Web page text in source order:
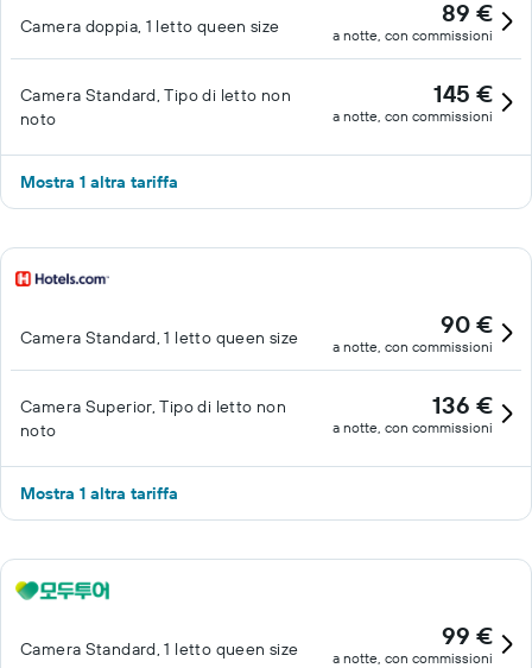
Camera doppia, 1 letto queen size 89 €
a notte, con commissioni
Camera Standard, Tipo di letto non
noto
145 €
a notte, con commissioni
Mostra 1 altra tariffa
Camera Standard, 1 letto queen size 90 €
a notte, con commissioni
Camera Superior, Tipo di letto non
noto
136 €
a notte, con commissioni
Mostra 1 altra tariffa
Camera Standard, 1 letto queen size 99 €
a notte, con commissioni